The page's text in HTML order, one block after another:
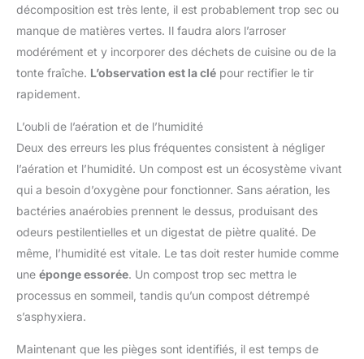
décomposition est très lente, il est probablement trop sec ou
manque de matières vertes. Il faudra alors l’arroser
modérément et y incorporer des déchets de cuisine ou de la
tonte fraîche. L’observation est la clé pour rectifier le tir
rapidement.
L’oubli de l’aération et de l’humidité
Deux des erreurs les plus fréquentes consistent à négliger
l’aération et l’humidité. Un compost est un écosystème vivant
qui a besoin d’oxygène pour fonctionner. Sans aération, les
bactéries anaérobies prennent le dessus, produisant des
odeurs pestilentielles et un digestat de piètre qualité. De
même, l’humidité est vitale. Le tas doit rester humide comme
une éponge essorée. Un compost trop sec mettra le
processus en sommeil, tandis qu’un compost détrempé
s’asphyxiera.
Maintenant que les pièges sont identifiés, il est temps de